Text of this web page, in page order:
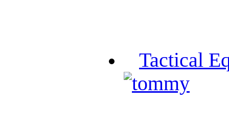
Tactical